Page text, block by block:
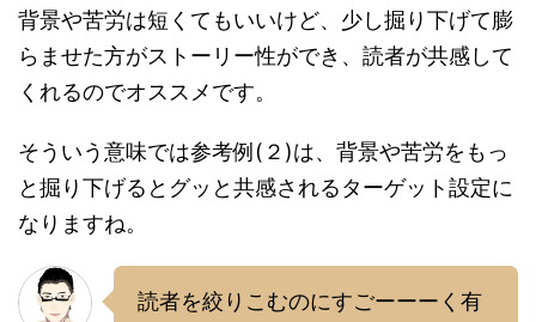
背景や苦労は短くてもいいけど、少し掘り下げて膨
らませた方がストーリー性ができ、読者が共感して
くれるのでオススメです。
そういう意味では参考例(２)は、背景や苦労をもっ
と掘り下げるとグッと共感されるターゲット設定に
なりますね。
読者を絞りこむのにすごーーーく有